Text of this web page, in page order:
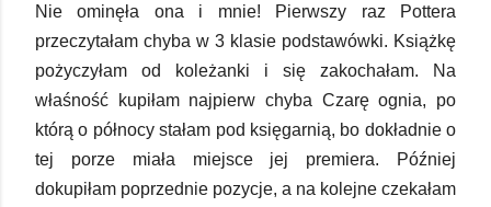
Nie ominęła ona i mnie! Pierwszy raz Pottera
przeczytałam chyba w 3 klasie podstawówki. Książkę
pożyczyłam od koleżanki i się zakochałam. Na
właśność kupiłam najpierw chyba Czarę ognia, po
którą o północy stałam pod księgarnią, bo dokładnie o
tej porze miała miejsce jej premiera. Później
dokupiłam poprzednie pozycje, a na kolejne czekałam